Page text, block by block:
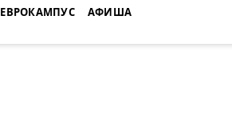
ЕВРОКАМПУС АФИША